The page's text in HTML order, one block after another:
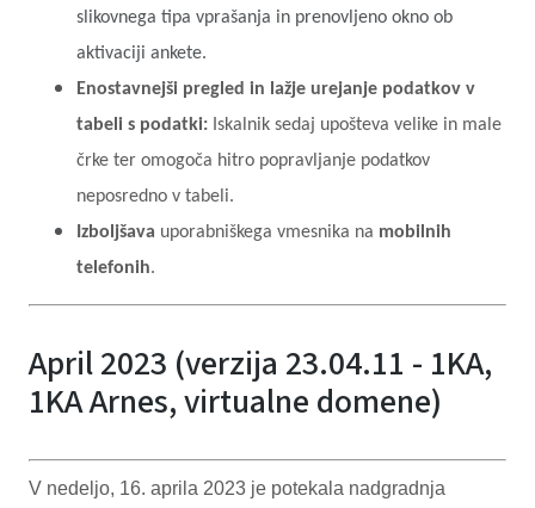
slikovnega tipa vprašanja in prenovljeno okno ob
aktivaciji ankete.
Enostavnejši pregled in lažje urejanje podatkov v
tabeli s podatki: Iskalnik sedaj upošteva velike in male
črke ter omogoča hitro popravljanje podatkov
neposredno v tabeli.
Izboljšava uporabniškega vmesnika na mobilnih
telefonih.
April 2023 (verzija 23.04.11 - 1KA,
1KA Arnes, virtualne domene)
V nedeljo, 16. aprila 2023 je potekala nadgradnja